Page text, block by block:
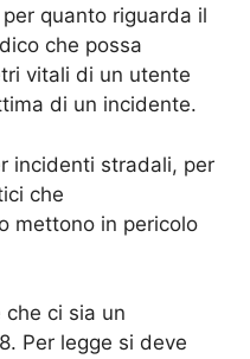
quanto riguarda il
che possa
vitali di un utente
di un incidente.
incidenti stradali, per
che
mettono in pericolo
ci sia un
Per legge si deve